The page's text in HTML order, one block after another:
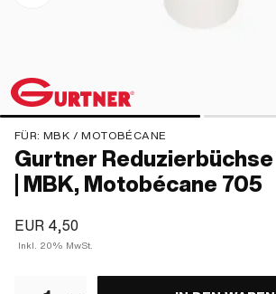
FÜR: MBK / MOTOBÉCANE
Gurtner Reduzierbüchse
| MBK, Motobécane 705
EUR 4,50
Inkl. 20% MwSt.